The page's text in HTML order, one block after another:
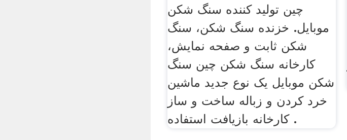
چین تولید کننده سنگ شکن
موبایل. خزنده سنگ شکن، سنگ
شکن ثابت و صفحه نمایش،
کارخانه سنگ شکن چین سنگ
شکن موبایل یک نوع جدید ماشین
خرد کردن و زباله ساخت و ساز
کارخانه بازیافت استفاده .